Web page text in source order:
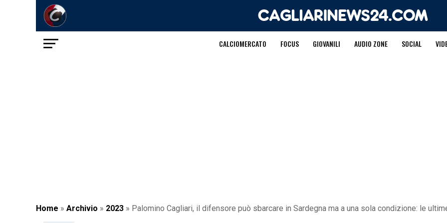
CALCIOMERCATO FOCUS GIOVANILI AUDIO ZONE SOCIAL
Home » Archivio » 2023 » Palomino Cagliari, il difensore può sbarcare in Sardegna ma a una sola condizione: le